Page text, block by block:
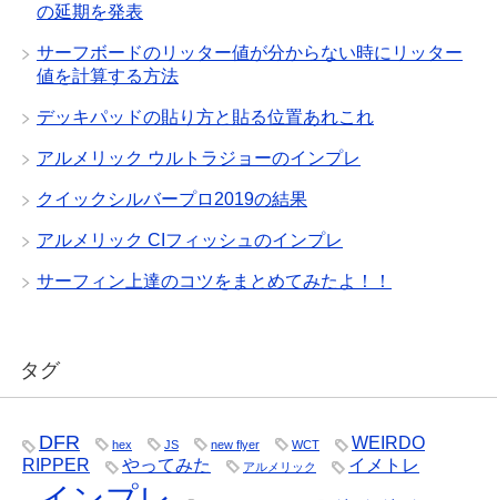
の延期を発表
サーフボードのリッター値が分からない時にリッター
値を計算する方法
デッキパッドの貼り方と貼る位置あれこれ
アルメリック ウルトラジョーのインプレ
クイックシルバープロ2019の結果
アルメリック CIフィッシュのインプレ
サーフィン上達のコツをまとめてみたよ！！
タグ
DFR hex JS new flyer WCT
WEIRDO
RIPPER
やってみた アルメリック イメトレ